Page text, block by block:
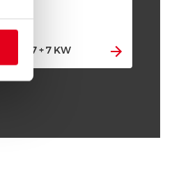
A GÁS 7 + 7 KW